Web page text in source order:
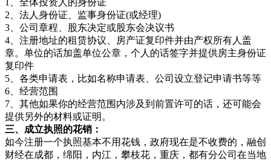
1、全体投资人的身份证
2、法人身份证、监事身份证(或经理)
3、公司章程、股东决定或股东会决议书
4、注册地址的租赁协议、房产证复印件并由产权所有人盖
章。单位的话加盖单位公章，个人的话签字并提供房主身份证
复印件
5、各类申请表，比如名称申请表、公司设立登记申请书等等
6、经营范围
7、其他如果你的经营范围内涉及到前置许可的话，还可能会
提供另外的材料或证明。
三、成立执照的花销：
如今注册一个执照基本不用花钱，政府现在是不收费的，融创
财经在成都，绵阳，内江，攀枝花，重庆，都有分公司在当地